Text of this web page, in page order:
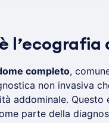
completo,
non invasiva
addominale. Questo
parte della